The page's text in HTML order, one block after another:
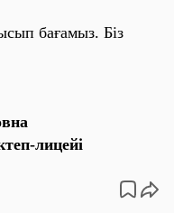
бағамыз. Біз
лицейі